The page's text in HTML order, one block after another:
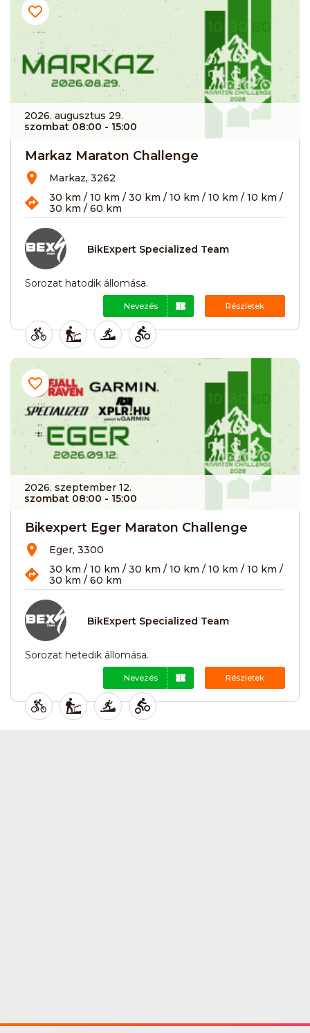
2026. augusztus 29.
szombat 08:00 - 15:00
Markaz Maraton Challenge
Markaz, 3262
30 km / 10 km / 30 km / 10 km / 10 km / 10 km /
30 km / 60 km
BikExpert Specialized Team
Sorozat hatodik állomása.
Nevezés Részletek
2026. szeptember 12.
szombat 08:00 - 15:00
Bikexpert Eger Maraton Challenge
Eger, 3300
30 km / 10 km / 30 km / 10 km / 10 km / 10 km /
30 km / 60 km
BikExpert Specialized Team
Sorozat hetedik állomása.
Nevezés Részletek